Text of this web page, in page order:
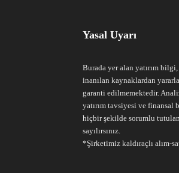
Yasal Uyarı
Burada yer alan yatırım
inanılan kaynaklardan
garanti edilmemektedir.
yatırım tavsiyesi ve finansal
hiçbir şekilde sorumlu
sayılırsınız.
*Şirketimiz kaldıraçlı alım-